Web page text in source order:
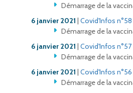
Démarrage de la
6 janvier 2021 | Covid'Infos n°58
Démarrage de la
6 janvier 2021 | Covid'Infos n°57
Démarrage de la
6 janvier 2021 | Covid'Infos n°56
Démarrage de la